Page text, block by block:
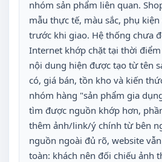
nhóm sản phẩm liên quan.
mẫu thực tế, màu sắc, phụ
trước khi giao. Hệ thống chưa
Internet khớp chặt tại thời
nội dung hiện được tạo từ tên
có, giá bán, tồn kho và kiến
nhóm hàng "sản phẩm gia
tìm được nguồn khớp hơn,
thêm ảnh/link/ý chính từ bên
nguồn ngoài đủ rõ, website
toàn: khách nên đối chiếu ảnh